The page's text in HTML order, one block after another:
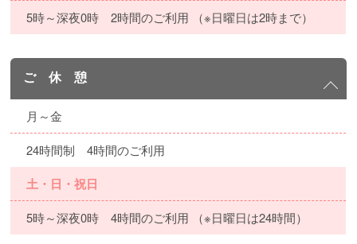
5時～深夜0時 2時間のご利用 （※日曜日は2時まで）
ご 休 憩
月～金
24時間制 4時間のご利用
土・日・祝日
5時～深夜0時 4時間のご利用 （※日曜日は24時間）